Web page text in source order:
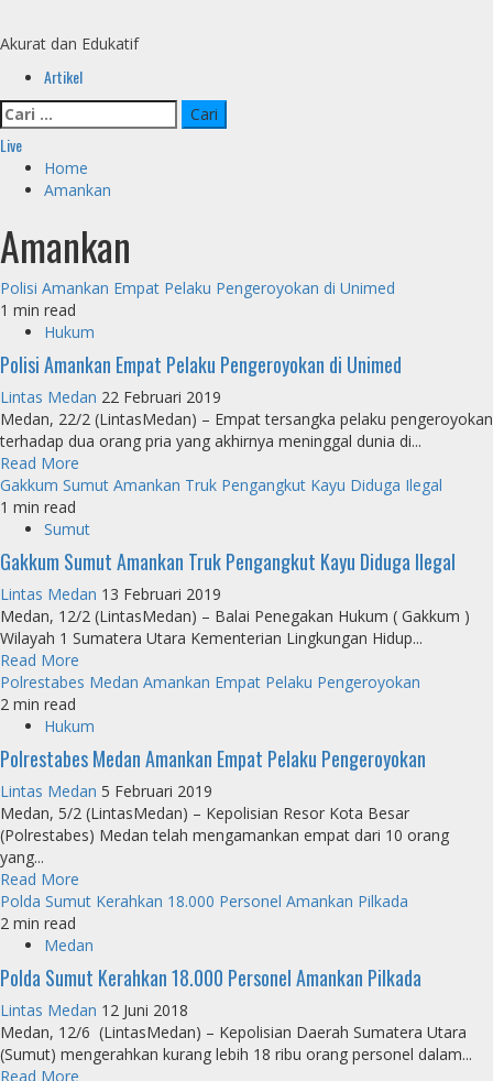
content
Akurat dan Edukatif
Primary
Menu
Artikel
Cari
untuk:
Live
Home
Amankan
Amankan
Polisi Amankan Empat Pelaku Pengeroyokan di Unimed
1 min read
Hukum
Polisi Amankan Empat Pelaku Pengeroyokan di Unimed
Lintas Medan 22 Februari 2019
Medan, 22/2 (LintasMedan) – Empat tersangka pelaku pengeroyokan
terhadap dua orang pria yang akhirnya meninggal dunia di...
Read More
Gakkum Sumut Amankan Truk Pengangkut Kayu Diduga Ilegal
1 min read
Sumut
Gakkum Sumut Amankan Truk Pengangkut Kayu Diduga Ilegal
Lintas Medan 13 Februari 2019
Medan, 12/2 (LintasMedan) – Balai Penegakan Hukum ( Gakkum )
Wilayah 1 Sumatera Utara Kementerian Lingkungan Hidup...
Read More
Polrestabes Medan Amankan Empat Pelaku Pengeroyokan
2 min read
Hukum
Polrestabes Medan Amankan Empat Pelaku Pengeroyokan
Lintas Medan 5 Februari 2019
Medan, 5/2 (LintasMedan) – Kepolisian Resor Kota Besar
(Polrestabes) Medan telah mengamankan empat dari 10 orang
yang...
Read More
Polda Sumut Kerahkan 18.000 Personel Amankan Pilkada
2 min read
Medan
Polda Sumut Kerahkan 18.000 Personel Amankan Pilkada
Lintas Medan 12 Juni 2018
Medan, 12/6 (LintasMedan) – Kepolisian Daerah Sumatera Utara
(Sumut) mengerahkan kurang lebih 18 ribu orang personel dalam...
Read More